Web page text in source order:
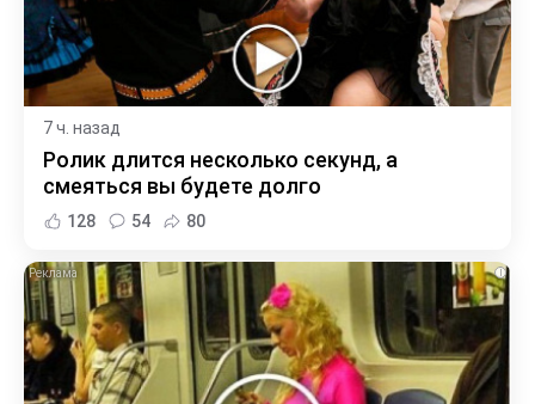
7 ч. назад
Ролик длится несколько секунд, а
смеяться вы будете долго
128 54 80
i